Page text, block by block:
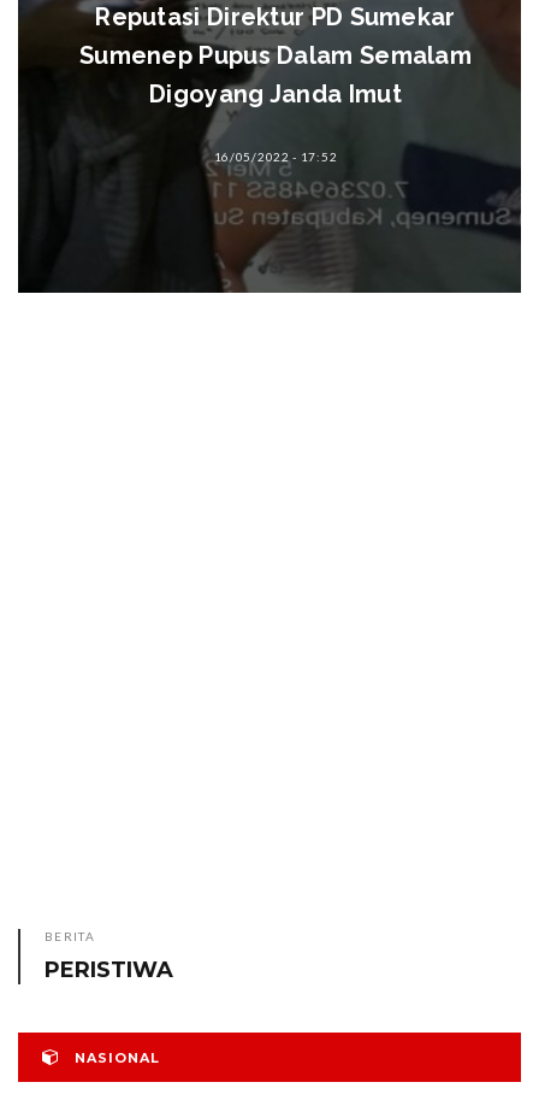
Reputasi Direktur PD Sumekar
Sumenep Pupus Dalam Semalam
Digoyang Janda Imut
16/05/2022 - 17:52
BERITA
PERISTIWA
NASIONAL